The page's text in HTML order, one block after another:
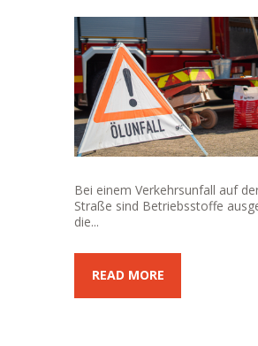
Bei einem Verkehrsunfall auf
Straße sind Betriebsstoffe
die...
READ MORE